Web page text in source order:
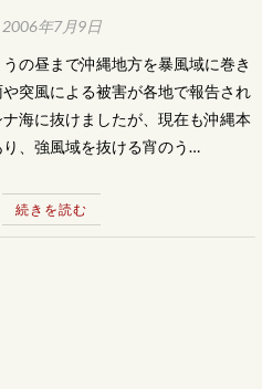
2006年7月9日
の昼まで沖縄地方を暴風域に巻き
突風による被害が各地で報告され
海に抜けましたが、現在も沖縄本
、強風域を抜ける宵のう…
続きを読む